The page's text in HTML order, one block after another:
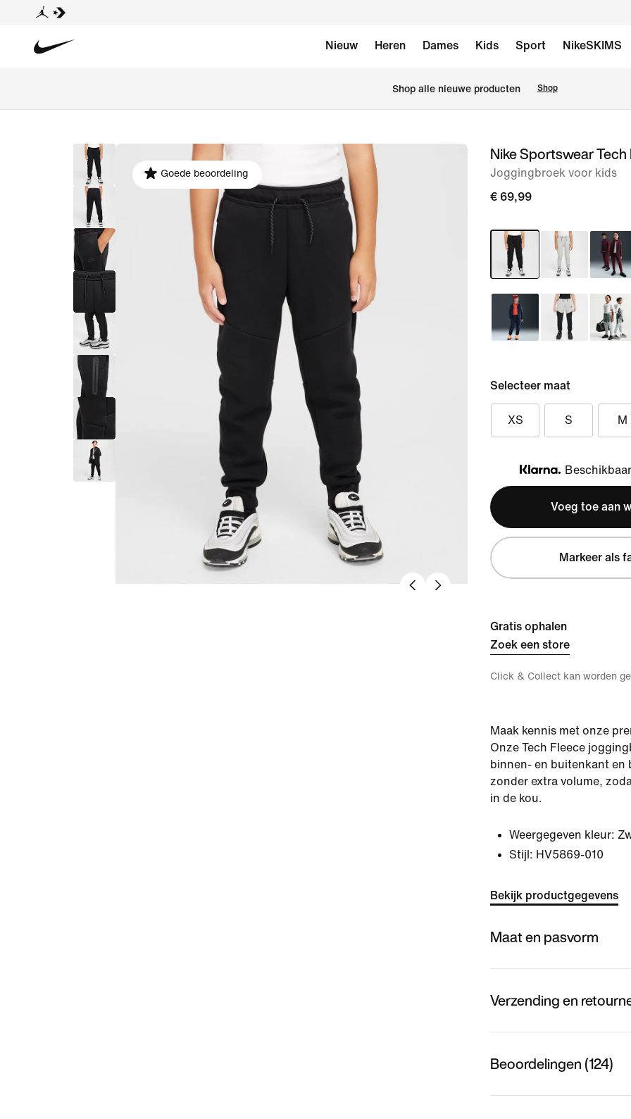
Nieuw Heren Dames Kids Sport NikeSKIMS
Shop alle nieuwe producten Shop
afbeelding
Goede beoordeling
Nike Sportswear Tech
Joggingbroek voor kids
€ 69,99
Selecteer maat
XS S M
Klarna
Voeg toe aan
Markeer als
Gratis ophalen
Zoek een store
Click & Collect kan worden
Maak kennis met onze
Onze Tech Fleece
binnen- en buitenkant en
zonder extra volume,
in de kou.
Weergegeven kleur:
Stijl: HV5869-010
Bekijk productgegevens
Maat en pasvorm
Verzending en
Beoordelingen (124)